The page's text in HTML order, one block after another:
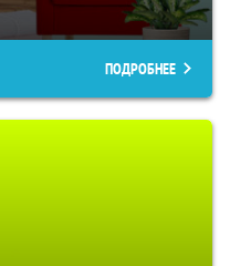
ПОДРОБНЕЕ